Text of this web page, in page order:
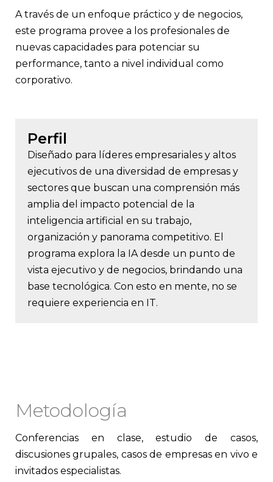
A través de un enfoque práctico y de negocios,
este programa provee a los profesionales de
nuevas capacidades para potenciar su
performance, tanto a nivel individual como
corporativo.
Perfil
Diseñado para líderes empresariales y altos
ejecutivos de una diversidad de empresas y
sectores que buscan una comprensión más
amplia del impacto potencial de la
inteligencia artificial en su trabajo,
organización y panorama competitivo. El
programa explora la IA desde un punto de
vista ejecutivo y de negocios, brindando una
base tecnológica. Con esto en mente, no se
requiere experiencia en IT.
Metodología
Conferencias en clase, estudio de casos,
discusiones grupales, casos de empresas en vivo e
invitados especialistas.